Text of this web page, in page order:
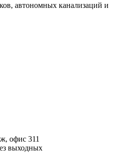
автономных канализаций и
офис 311
выходных